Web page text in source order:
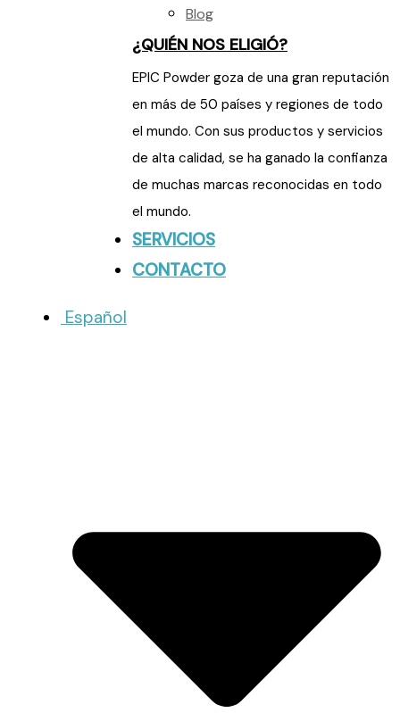
Blog
¿QUIÉN NOS ELIGIÓ?
EPIC Powder goza de una gran reputación
en más de 50 países y regiones de todo
el mundo. Con sus productos y servicios
de alta calidad, se ha ganado la confianza
de muchas marcas reconocidas en todo
el mundo.
SERVICIOS
CONTACTO
Español